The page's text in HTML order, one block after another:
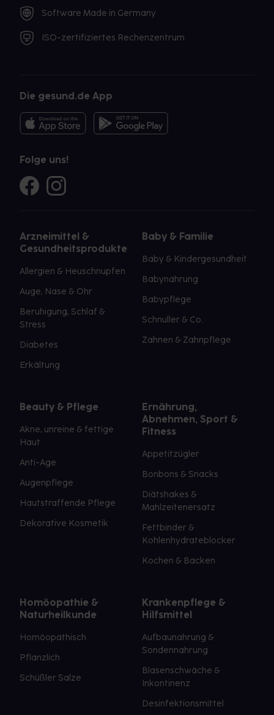
Software Made in Germany
ISO-zertifiziertes Rechenzentrum
Die gesund.de App
Folge uns!
Arzneimittel &
Gesundheitsprodukte
Allergien & Heuschnupfen
Auge, Nase & Ohr
Beruhigung, Schlaf &
Stress
Diabetes
Erkältung
Baby & Familie
Baby & Kindergesundheit
Babynahrung
Babypflege
Schnuller & Co.
Zahnen & Zahnpflege
Beauty & Pflege
Akne, unreine & fettige
Haut
Anti-Age
Augenpflege
Hautstraffende Pflege
Dekorative Kosmetik
Ernährung,
Abnehmen, Sport &
Fitness
Appetitzügler
Bonbons & Snacks
Diätshakes &
Mahlzeitenersatz
Fettbinder &
Kohlenhydrateblocker
Kochen & Backen
Homöopathie &
Naturheilkunde
Homöopathisch
Pflanzlich
Schüßler Salze
Krankenpflege &
Hilfsmittel
Aufbaunahrung &
Sondennahrung
Blasenschwäche &
Inkontinenz
Desinfektionsmittel